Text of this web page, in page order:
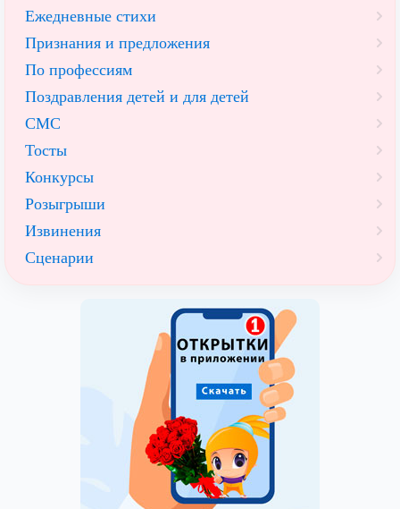
Ежедневные стихи
Признания и предложения
По профессиям
Поздравления детей и для детей
СМС
Тосты
Конкурсы
Розыгрыши
Извинения
Сценарии